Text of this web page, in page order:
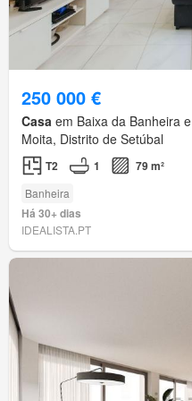
250 000 €
Casa em Baixa da Banheira
Moita, Distrito de Setúbal
T2 1 79 m²
Banheira
Há 30+ dias
IDEALISTA.PT